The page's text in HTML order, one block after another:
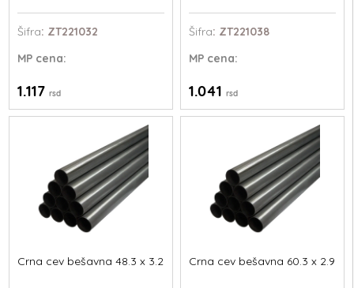
Šifra: ZT221032
MP cena:
1.117rsd
Šifra: ZT221038
MPcena:
1.041 rsd
Crna cev bešavna 48.3 x 3.2 Crna cev bešavna 60.3 x 2.9